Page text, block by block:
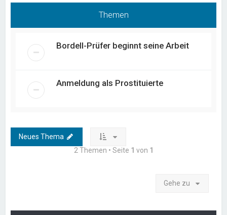
Themen
Bordell-Prüfer beginnt seine Arbeit
Anmeldung als Prostituierte
Neues Thema
2 Themen • Seite 1 von 1
Gehe zu